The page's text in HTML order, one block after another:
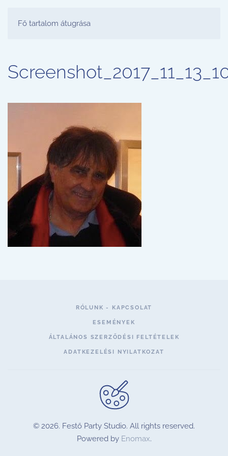
Fő tartalom átugrása
FESTŐ PARTY STÚDIÓ
RÓLUNK - KAPCSOLAT
ESEMÉNYEK
ÁLTALÁNOS SZERZŐDÉSI FELTÉTELEK
ADATKEZELÉSI NYILATKOZAT
© 2026. Festő Party Studio. All rights reserved.
Powered by Enomax.